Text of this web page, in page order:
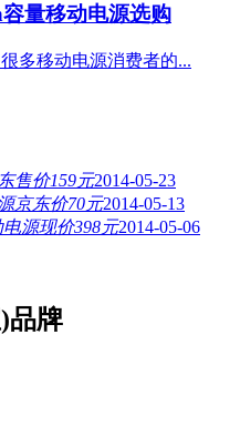
量移动电源选购
多移动电源消费者的...
售价159元2014-05-23
京东价70元2014-05-13
源现价398元2014-05-06
品牌